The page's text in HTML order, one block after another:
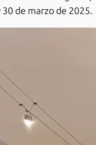
de marzo de 2025.